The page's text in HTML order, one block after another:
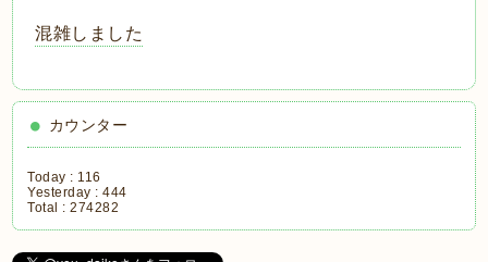
混雑しました
カウンター
Today : 116
Yesterday :444
Total :274282